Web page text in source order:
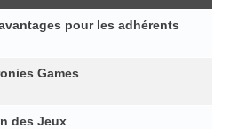
pour les adhérents
Games
des Jeux